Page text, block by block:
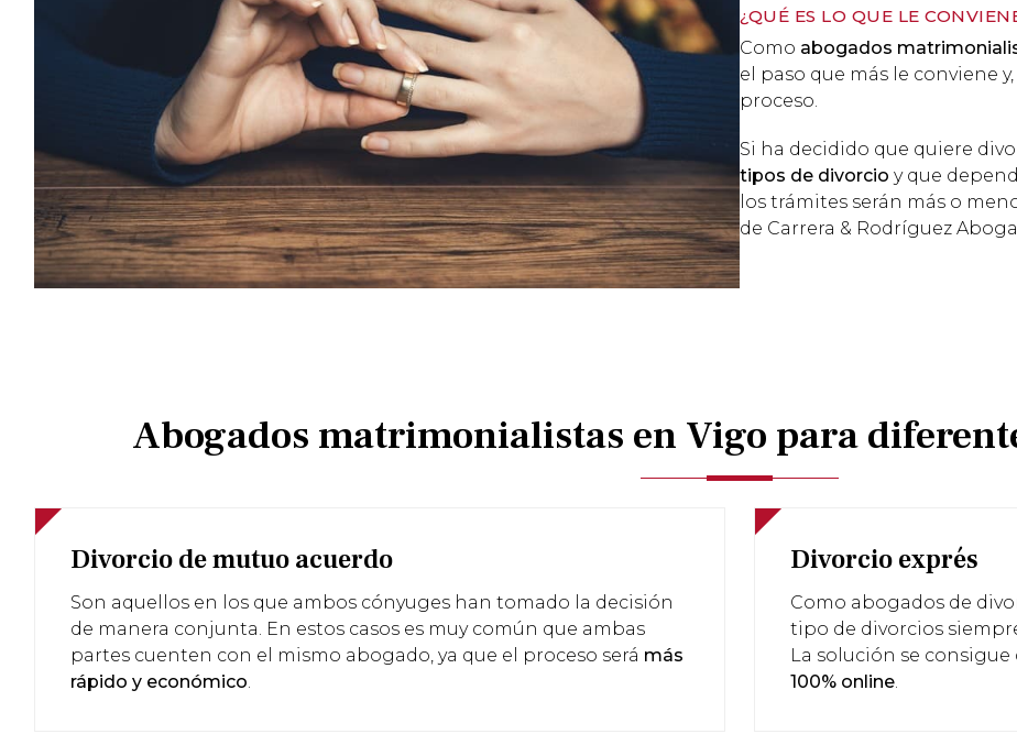
¿QUÉ ES LO QUE LE
Como abogados
el paso que más le conviene
proceso.
Si ha decidido que quiere
tipos de divorcio y que
los trámites serán más o
de Carrera & Rodríguez
Abogados matrimonialistas en Vigo para
Divorcio de mutuo acuerdo
Son aquellos en los que ambos cónyuges han tomado la decisión
de manera conjunta. En estos casos es muy común que ambas
partes cuenten con el mismo abogado, ya que el proceso será más
rápido y económico.
Divorcio exprés
Como abogados de
tipo de divorcios
La solución se consigue
100% online.